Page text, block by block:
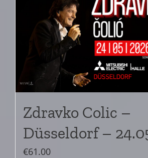
Zdravko Colic –
Düsseldorf –
€61.00